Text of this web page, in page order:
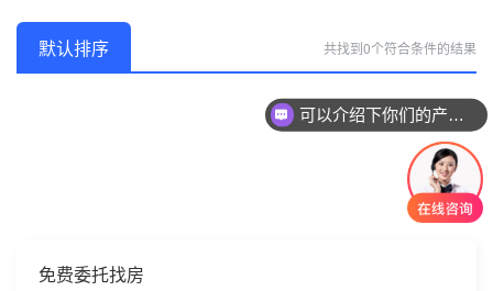
默认排序 共找到0个符合条件的结果
免费委托找房
可以介绍下你们的产品么